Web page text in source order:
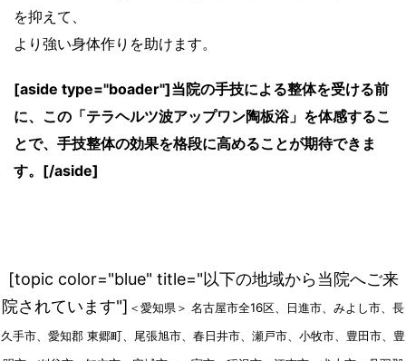
を抑えて、
より強い身体作りを助けます。
[aside type="boader"]当院の手技による整体を受ける前
に、この「テラヘルツ波アップワン陶板浴」を体感するこ
とで、手技整体の効果を格段に高めることが期待できま
す。[/aside]
[topic color="blue" title="以下の地域から当院へご来
院されています"] ＜愛知県＞ 名古屋市全16区、日進市、みよし市、長
久手市、愛知郡 東郷町、尾張旭市、春日井市、瀬戸市、小牧市、豊田市、豊